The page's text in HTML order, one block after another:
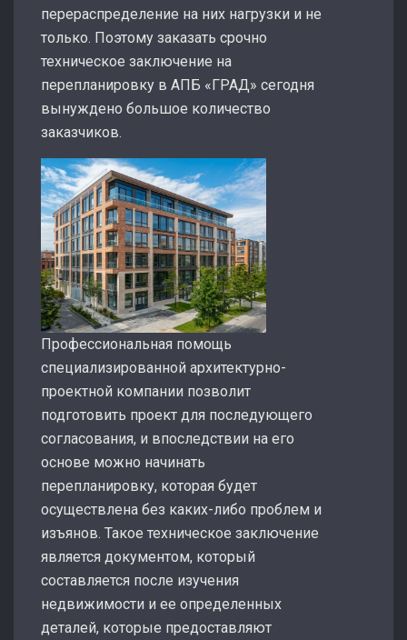
перераспределение на них нагрузки и не
только. Поэтому заказать срочно
техническое заключение на
перепланировку в АПБ «ГРАД» сегодня
вынуждено большое количество
заказчиков.
Профессиональная помощь
специализированной архитектурно-
проектной компании позволит
подготовить проект для последующего
согласования, и впоследствии на его
основе можно начинать
перепланировку, которая будет
осуществлена без каких-либо проблем и
изъянов. Такое техническое заключение
является документом, который
составляется после изучения
недвижимости и ее определенных
деталей, которые предоставляют